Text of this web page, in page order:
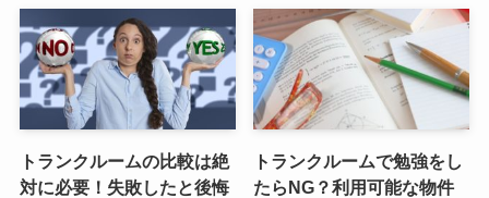
トランクルームの比較は絶
対に必要！失敗したと後悔
トランクルームで勉強をし
たらNG？利用可能な物件